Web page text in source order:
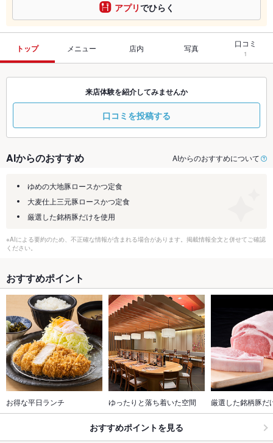
アプリでひらく
トップ メニュー 店内 写真 口コミ
1
来店体験を紹介してみませんか
口コミを投稿する
AIからのおすすめ AIからのおすすめについて
ゆめの大地豚ロースかつ定食
大麦仕上三元豚ロースかつ定食
厳選した銘柄豚だけを使用
※AIによる要約のため、不正確な情報が含まれる場合があります。掲載情報全文と併せてご確認
ください。
おすすめポイント
お得な平日ランチ ゆったりと落ち着いた空間 厳選した銘柄豚だ
おすすめポイントを見る